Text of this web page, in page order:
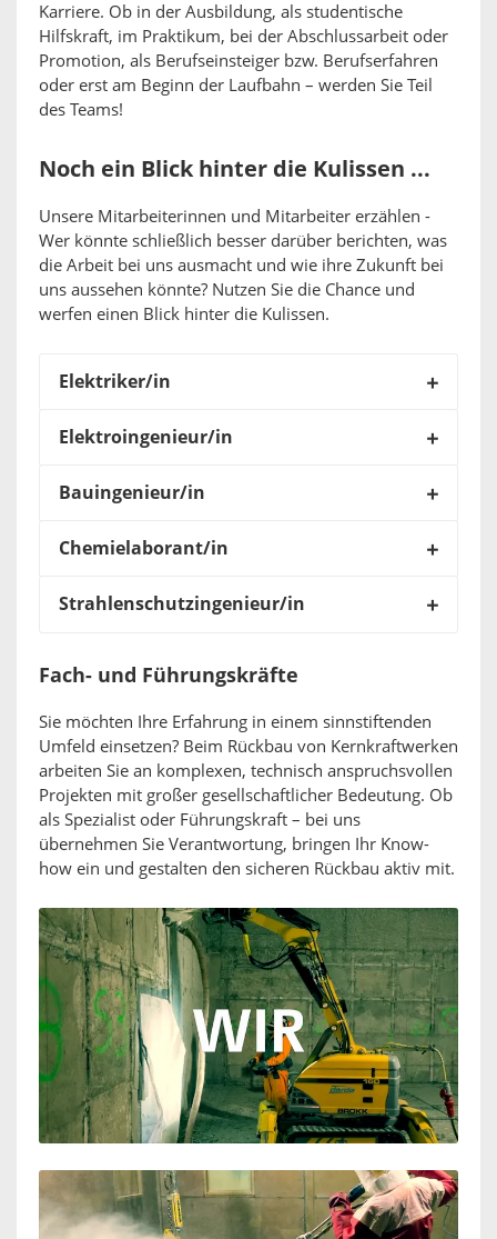
Karriere. Ob in der Ausbildung, als studentische
Hilfskraft, im Praktikum, bei der Abschlussarbeit oder
Promotion, als Berufseinsteiger bzw. Berufserfahren
oder erst am Beginn der Laufbahn – werden Sie Teil
des Teams!
Noch ein Blick hinter die Kulissen ...
Unsere Mitarbeiterinnen und Mitarbeiter erzählen -
Wer könnte schließlich besser darüber berichten, was
die Arbeit bei uns ausmacht und wie ihre Zukunft bei
uns aussehen könnte? Nutzen Sie die Chance und
werfen einen Blick hinter die Kulissen.
Elektriker/in
Elektroingenieur/in
Bauingenieur/in
Chemielaborant/in
Strahlenschutzingenieur/in
Fach- und Führungskräfte
Sie möchten Ihre Erfahrung in einem sinnstiftenden
Umfeld einsetzen? Beim Rückbau von Kernkraftwerken
arbeiten Sie an komplexen, technisch anspruchsvollen
Projekten mit großer gesellschaftlicher Bedeutung. Ob
als Spezialist oder Führungskraft – bei uns
übernehmen Sie Verantwortung, bringen Ihr Know-
how ein und gestalten den sicheren Rückbau aktiv mit.